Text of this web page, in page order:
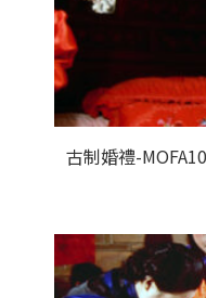
古制婚禮-